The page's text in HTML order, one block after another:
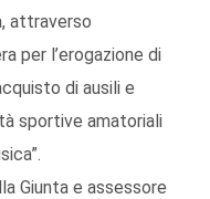
attraverso
per l’erogazione di
di ausili e
sportive amatoriali
Giunta e assessore